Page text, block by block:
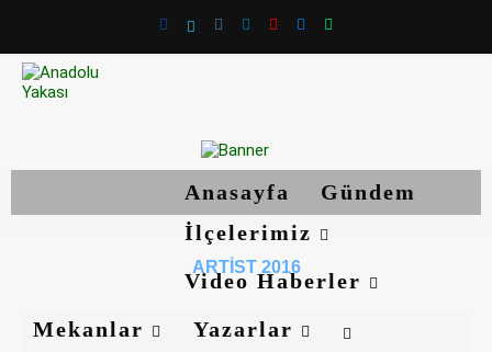
Anasayfa
Gündem
İlçelerimiz
Video Haberler
Mekanlar
Yazarlar
ARTIST 2016